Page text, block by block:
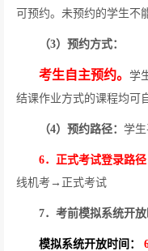
可预约。未预约的学生不
（3）预约方式：
考生自主预约。 学
结课作业方式的课程均可
（4）预约路径： 学
6．正式考试登录路径
线机考 → 正式考试
7．考前模拟系统开放
模拟系统开放时间：